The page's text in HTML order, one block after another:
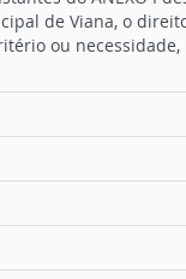
de Viana, o
ou